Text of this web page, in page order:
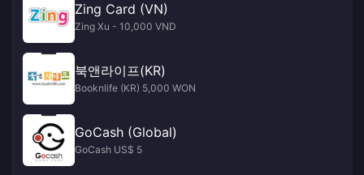
Zing Card (VN)
Zing Xu - 10,000 VND
북앤라이프(KR)
Booknlife (KR) 5,000 WON
GoCash (Global)
GoCash US$ 5